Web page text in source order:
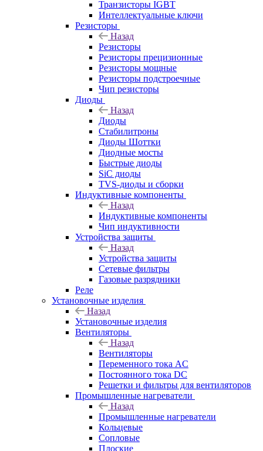
Транзисторы IGBT
Интеллектуальные ключи
Резисторы
Назад
Резисторы
Резисторы прецизионные
Резисторы мощные
Резисторы подстроечные
Чип резисторы
Диоды
Назад
Диоды
Стабилитроны
Диоды Шоттки
Диодные мосты
Быстрые диоды
SiC диоды
TVS-диоды и сборки
Индуктивные компоненты
Назад
Индуктивные компоненты
Чип индуктивности
Устройства защиты
Назад
Устройства защиты
Сетевые фильтры
Газовые разрядники
Реле
Установочные изделия
Назад
Установочные изделия
Вентиляторы
Назад
Вентиляторы
Переменного тока AC
Постоянного тока DC
Решетки и фильтры для вентиляторов
Промышленные нагреватели
Назад
Промышленные нагреватели
Кольцевые
Сопловые
Плоские